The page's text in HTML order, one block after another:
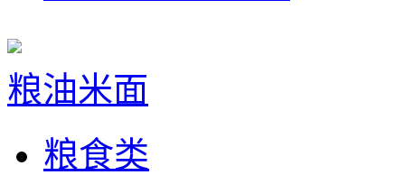
粮油米面
粮食类